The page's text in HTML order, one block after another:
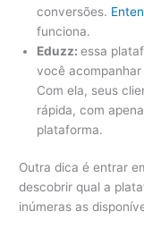
conversões.
funciona.
Eduzz:essa
você
Com ela, seus
rápida, com
plataforma.
Outra dica é entrar
descobrir qual a
inúmeras as